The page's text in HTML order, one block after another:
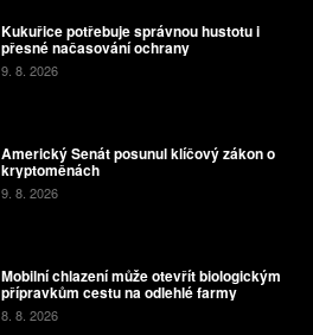
Kukuřice potřebuje správnou hustotu i
přesné načasování ochrany
9. 8. 2026
Americký Senát posunul klíčový zákon o
kryptoměnách
9. 8. 2026
Mobilní chlazení může otevřít biologickým
přípravkům cestu na odlehlé farmy
8. 8. 2026